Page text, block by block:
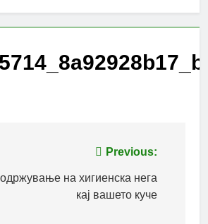
Previous:
на хигиенска нега
кај вашето куче